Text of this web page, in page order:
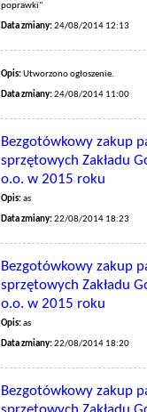
poprawki"
Data zmiany:24/08/2014 12:13
Opis:Utworzono ogłoszenie.
Data zmiany:24/08/2014 11:00
Bezgotówkowy zakup
sprzętowych Zakładu
o.o. w 2015 roku
Opis:as
Data zmiany:22/08/2014 18:23
Bezgotówkowy zakup
sprzętowych Zakładu
o.o. w 2015 roku
Opis:as
Data zmiany:22/08/2014 18:20
Bezgotówkowy zakup